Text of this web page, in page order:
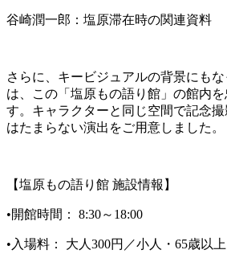
谷崎潤一郎：塩原滞在時の関連資料
さらに、キービジュアルの背景にも
は、この「塩原もの語り館」の館内
す。キャラクターと同じ空間で記念
はたまらない演出をご用意しました。
【塩原もの語り館 施設情報】
•開館時間： 8:30～18:00
•入場料： 大人300円／小人・65歳以